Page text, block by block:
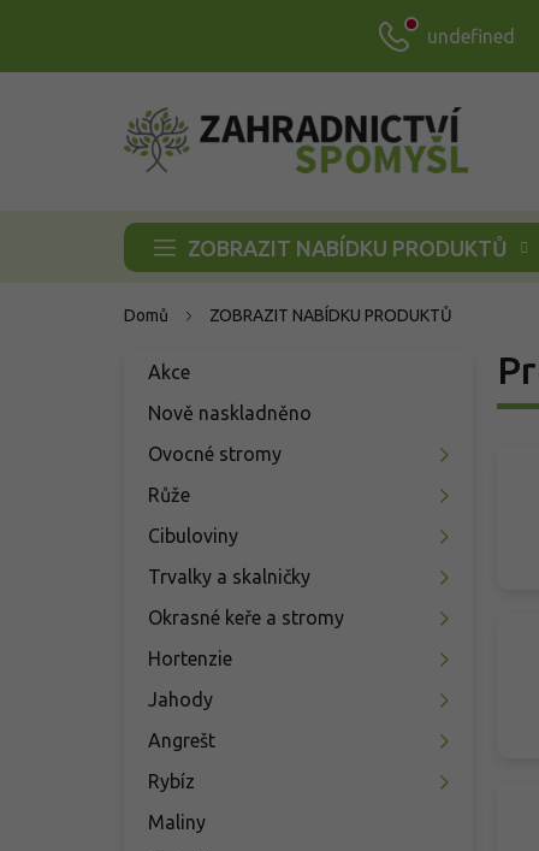
undefined
ZOBRAZIT NABÍDKU PRODUKTŮ
Domů ZOBRAZIT NABÍDKU PRODUKTŮ
Přeskočit
Akce
Nově naskladněno
Ovocné stromy
Růže
Cibuloviny
Trvalky a skalničky
Okrasné keře a stromy
Hortenzie
Jahody
Angrešt
Rybíz
Maliny